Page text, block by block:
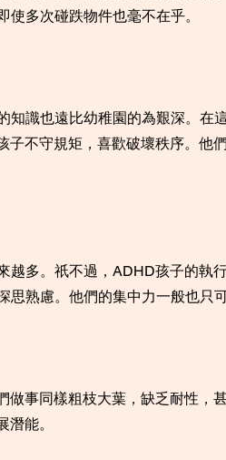
多次碰跌物件也毫不在乎。
知識也遠比幼稚園的為艱深。在
子不守規矩，喜歡破壞秩序。他
越多。祇不過，ADHD孩子的執
熟慮。他們的集中力一般也只
事同樣粗枝大葉，缺乏耐性，
能。